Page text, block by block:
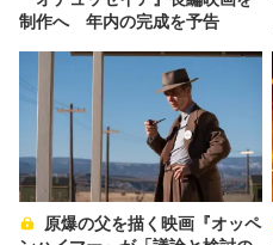
制作へ 年内の完成を予告